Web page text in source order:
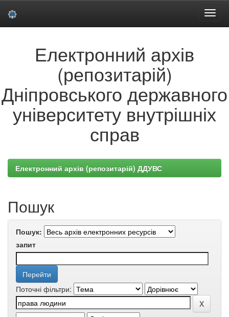
Електронний архів
(репозитарій)
Дніпровського державного
університету внутрішніх
справ
Електронний архів (репозитарій) ДДУВС
Пошук
Пошук:
запит
Поточні фільтри: